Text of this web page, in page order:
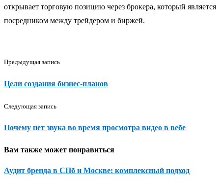
открывает торговую позицию через брокера, который является
посредником между трейдером и биржей.
Предыдущая запись
Цели создания бизнес-планов
Следующая запись
Почему нет звука во время просмотра видео в вебе
Вам также может понравиться
Аудит бренда в СПб и Москве: комплексный подход